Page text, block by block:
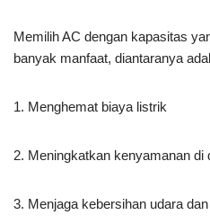
Memilih AC dengan kapasitas
banyak manfaat, diantaranya
1. Menghemat biaya listrik
2. Meningkatkan kenyamanan di
3. Menjaga kebersihan udara